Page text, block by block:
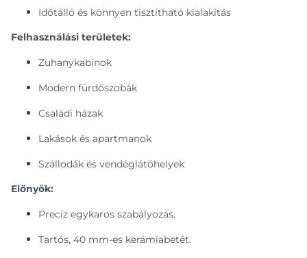
Időtálló és könnyen tisztítható kialakítás
Felhasználási területek:
Zuhanykabinok
Modern fürdőszobák
Családi házak
Lakások és apartmanok
Szállodák és vendéglátóhelyek
Előnyök:
Precíz egykaros szabályozás.
Tartós, 40 mm-es kerámiabetét.